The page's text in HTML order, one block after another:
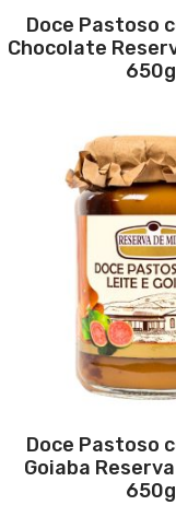
Doce Pastoso
Chocolate
650g
Doce Pastoso
Goiaba
650g